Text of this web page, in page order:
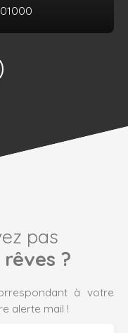
pas
?
à votre
alerte mail !